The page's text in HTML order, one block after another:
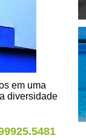
em uma
diversidade